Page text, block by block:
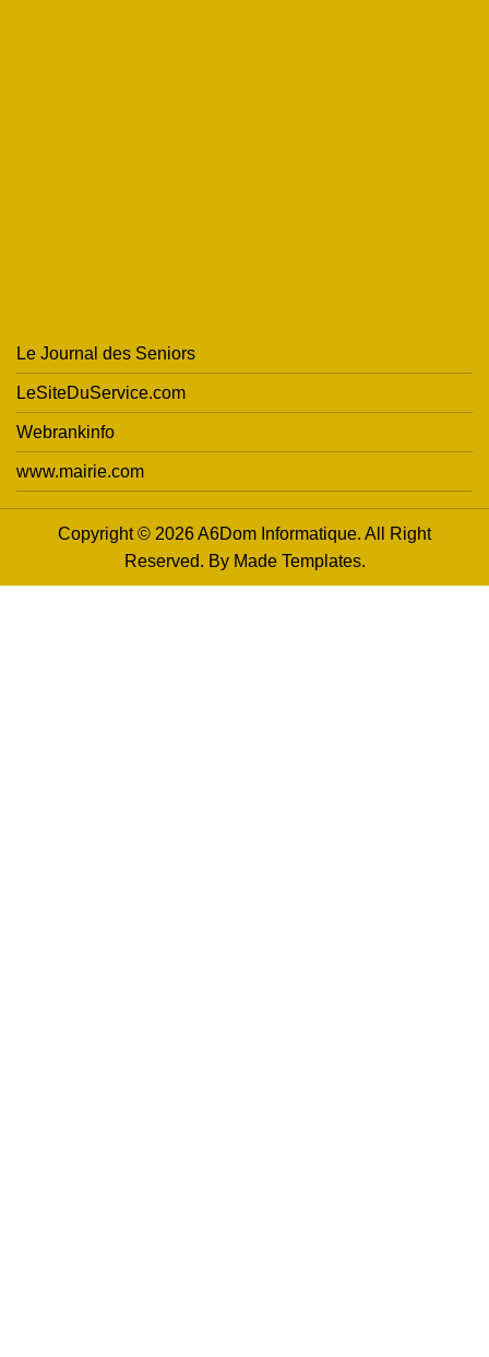
Le Journal des Seniors
LeSiteDuService.com
Webrankinfo
www.mairie.com
Copyright © 2026 A6Dom Informatique. All Right
Reserved. By Made Templates.